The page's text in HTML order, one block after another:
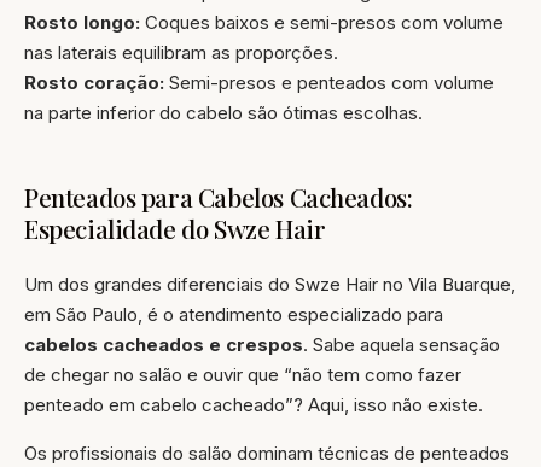
Rosto longo: Coques baixos e semi-presos com volume
nas laterais equilibram as proporções.
Rosto coração: Semi-presos e penteados com volume
na parte inferior do cabelo são ótimas escolhas.
Penteados para Cabelos Cacheados:
Especialidade do Swze Hair
Um dos grandes diferenciais do Swze Hair no Vila Buarque,
em São Paulo, é o atendimento especializado para
cabelos cacheados e crespos. Sabe aquela sensação
de chegar no salão e ouvir que “não tem como fazer
penteado em cabelo cacheado”? Aqui, isso não existe.
Os profissionais do salão dominam técnicas de penteados